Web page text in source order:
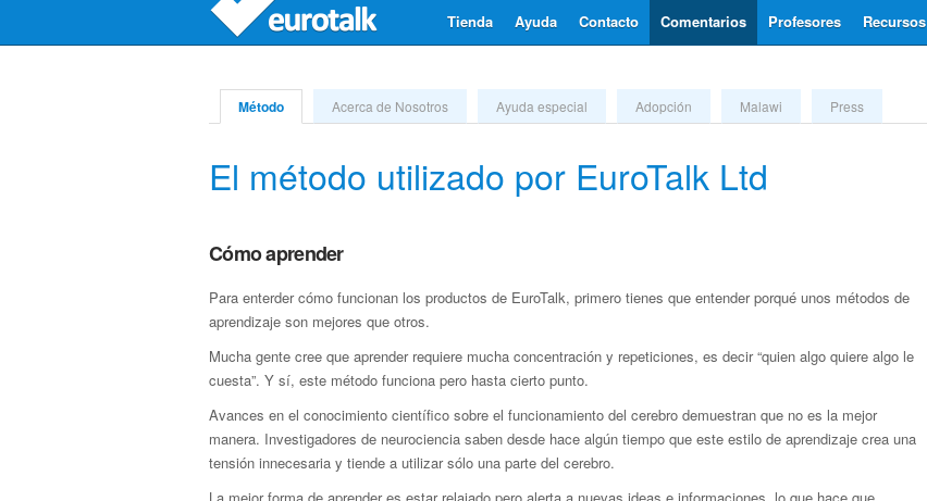
Recursos
Profesores
Comentarios
Contacto
Ayuda
Tienda
Método Acerca de Nosotros Ayuda especial Adopción Malawi Press
El método utilizado por EuroTalk Ltd
Cómo aprender
Para enterder cómo funcionan los productos de EuroTalk, primero tienes que entender porqué unos métodos de
aprendizaje son mejores que otros.
Mucha gente cree que aprender requiere mucha concentración y repeticiones, es decir “quien algo quiere algo le
cuesta”. Y sí, este método funciona pero hasta cierto punto.
Avances en el conocimiento científico sobre el funcionamiento del cerebro demuestran que no es la mejor
manera. Investigadores de neurociencia saben desde hace algún tiempo que este estilo de aprendizaje crea una
tensión innecesaria y tiende a utilizar sólo una parte del cerebro.